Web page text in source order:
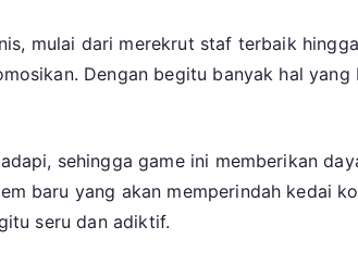
mulai dari merekrut staf terbaik
Dengan begitu banyak hal
sehingga game ini memberikan
baru yang akan memperindah kedai
seru dan adiktif.